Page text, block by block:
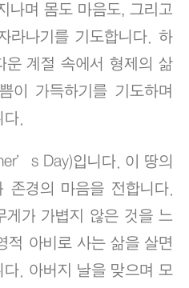
나며 몸도 마음도, 그리고
라나기를 기도합니다. 하
운 계절 속에서 형제의 삶
이 가득하기를 기도하며
.
Day)입니다. 이 땅의
존경의 마음을 전합니다.
게가 가볍지 않은 것을 느
적 아비로 사는 삶을 살면
. 아버지 날을 맞으며 모